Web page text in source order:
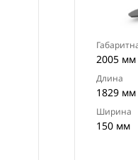
2005 мм
Длина
1829 мм
Ширина
150 мм